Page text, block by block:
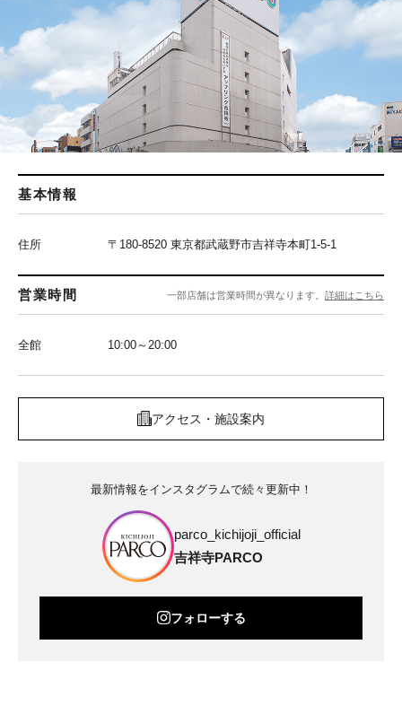
基本情報
住所 〒180-8520 東京都武蔵野市吉祥寺本町1-5-1
営業時間 一部店舗は営業時間が異なります。 詳細はこちら
全館 10:00～20:00
アクセス・施設案内
最新情報をインスタグラムで続々更新中！
parco_kichijoji_official
吉祥寺PARCO
フォローする